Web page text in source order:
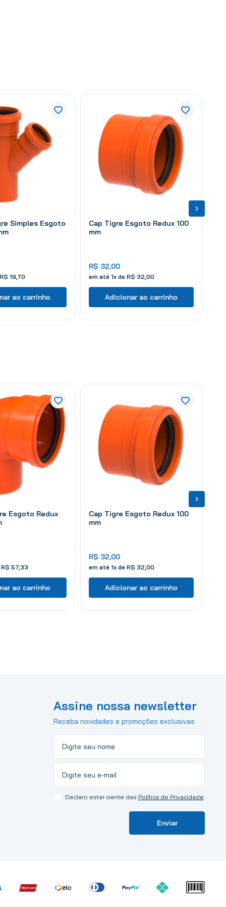
Simples Esgoto
R$ 19 70
ao carrinho
Cap Tigre Esgoto Redux 100
mm
R$ 32,00
em até 1x de R$ 32 00
Adicionar ao carrinho
Esgoto Redux
R$ 57 33
ao carrinho
Cap Tigre Esgoto Redux 100
mm
R$ 32,00
em até 1x de R$ 32 00
Adicionar ao carrinho
Assine nossa newsletter
Receba novidades e promoções exclusivas
Declaro estar ciente das Política de Privacidade
Enviar